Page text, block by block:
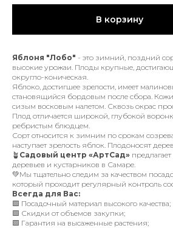
В корзину
Яблоня "Лобо" - это зимний, поздний
высокие урожаи. Плоды крупные,
округло-коническая.
Яблоко, достигшее зрелости, имеет
становящийся бордовым после сбора.
сизым восковым налетом. Сквозь окрас
Плод отличается широкой, глубокой
ребристым блюдцем.
Сорт относится к зимним по срокам
наступает зрелость яблок. Плодоносят
🪴 Садовый центр «АртСад»
деревьев и кустарников в Самаре.
💚Мы тщательно следим за качеством
который проходит регулярный контроль
Всегда для Вас:
🟩 Посадочный материал высокого качества;
🟩 Скидки от объемов закупки;
🟩 Гарантия на высаженные растения;